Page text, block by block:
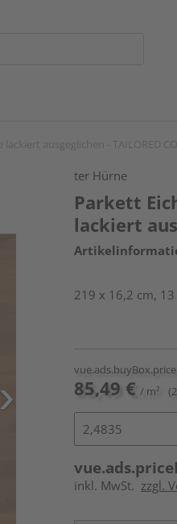
ter Hürne
Parkett
lackiert
219 x 16,2 cm,
85,49 € / m²
inkl. MwSt. zzgl.